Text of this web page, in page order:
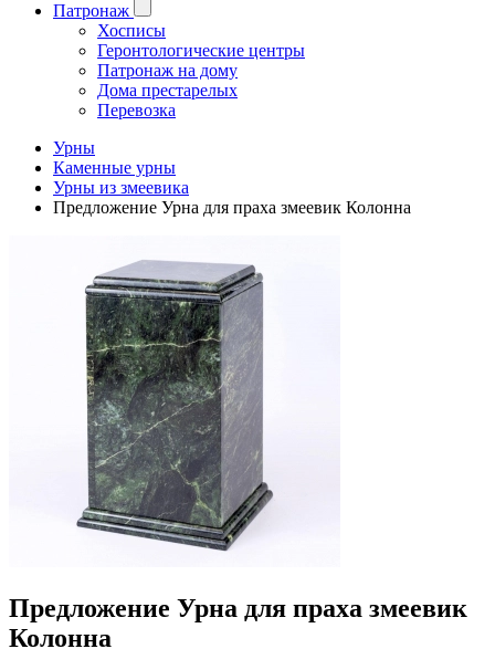
Патронаж
Хосписы
Геронтологические центры
Патронаж на дому
Дома престарелых
Перевозка
Урны
Каменные урны
Урны из змеевика
Предложение Урна для праха змеевик Колонна
Предложение Урна для праха змеевик
Колонна